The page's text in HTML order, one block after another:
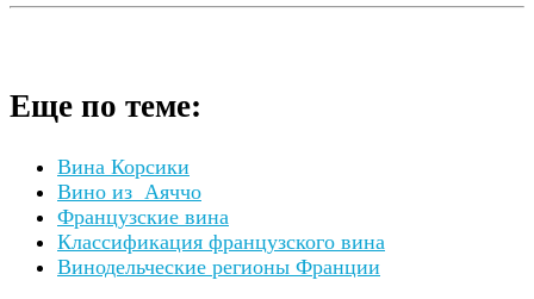
Еще по теме:
Вина Корсики
Вино из Аяччо
Французские вина
Классификация французского вина
Винодельческие регионы Франции